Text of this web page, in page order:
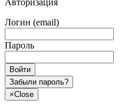
Логин (email)
Пароль
Войти
Забыли пароль?
×Close